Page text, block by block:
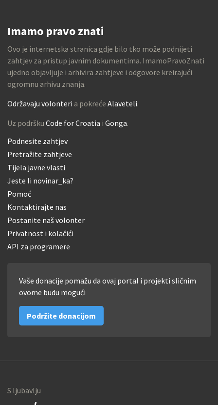
Imamo pravo znati
Ovo je internetska stranica gdje bilo tko može podnijeti
zahtjev za pristup javnim dokumentima. ImamoPravoZnati
ujedno objavljuje i arhivira zahtjeve i odgovore kreirajući
ogromnu arhivu znanja.
Održavaju volonteri a pokreće Alaveteli.
Uz podršku Code for Croatia i Gonga.
Podnesite zahtjev
Pretražite zahtjeve
Tijela javne vlasti
Jeste li novinar_ka?
Pomoć
Kontaktirajte nas
Postanite naš volonter
Privatnost i kolačići
API za programere
Vaše donacije pomažu da ovaj portal i projekti sličnim
ovome budu mogući
Podržite donacijom
S ljubavlju